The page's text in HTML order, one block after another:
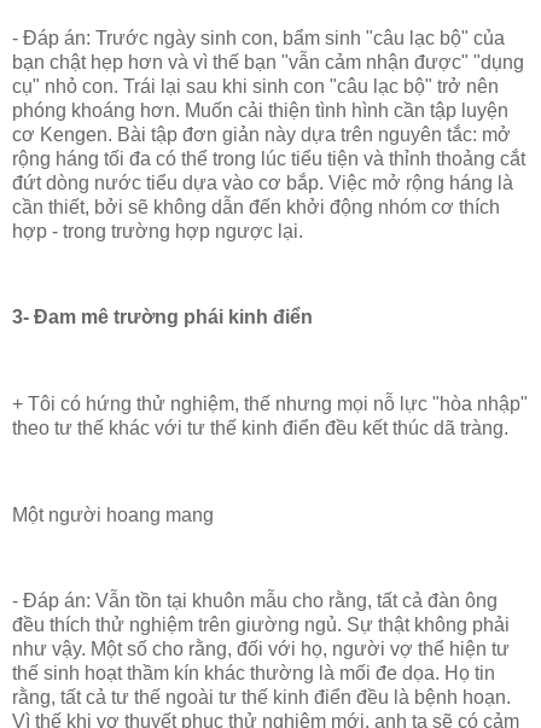
- Đáp án: Trước ngày sinh con, bẩm sinh "câu lạc bộ" của
bạn chật hẹp hơn và vì thế bạn "vẫn cảm nhận được" "dụng
cụ" nhỏ con. Trái lại sau khi sinh con "câu lạc bộ" trở nên
phóng khoáng hơn. Muốn cải thiện tình hình cần tập luyện
cơ Kengen. Bài tập đơn giản này dựa trên nguyên tắc: mở
rộng háng tối đa có thể trong lúc tiểu tiện và thỉnh thoảng cắt
đứt dòng nước tiểu dựa vào cơ bắp. Việc mở rộng háng là
cần thiết, bởi sẽ không dẫn đến khởi động nhóm cơ thích
hợp - trong trường hợp ngược lại.
3- Đam mê trường phái kinh điển
+ Tôi có hứng thử nghiệm, thế nhưng mọi nỗ lực "hòa nhập"
theo tư thế khác với tư thế kinh điển đều kết thúc dã tràng.
Một người hoang mang
- Đáp án: Vẫn tồn tại khuôn mẫu cho rằng, tất cả đàn ông
đều thích thử nghiệm trên giường ngủ. Sự thật không phải
như vậy. Một số cho rằng, đối với họ, người vợ thể hiện tư
thế sinh hoạt thầm kín khác thường là mối đe dọa. Họ tin
rằng, tất cả tư thế ngoài tư thế kinh điển đều là bệnh hoạn.
Vì thế khi vợ thuyết phục thử nghiệm mới, anh ta sẽ có cảm